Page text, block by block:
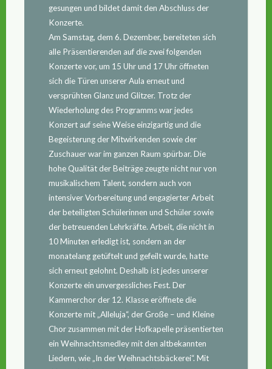
gesungen und bildet damit den Abschluss der
Konzerte.
Am Samstag, dem 6. Dezember, bereiteten sich
alle Präsentierenden auf die zwei folgenden
Konzerte vor, um 15 Uhr und 17 Uhr öffneten
sich die Türen unserer Aula erneut und
versprühten Glanz und Glitzer. Trotz der
Wiederholung des Programms war jedes
Konzert auf seine Weise einzigartig und die
Begeisterung der Mitwirkenden sowie der
Zuschauer war im ganzen Raum spürbar. Die
hohe Qualität der Beiträge zeugte nicht nur von
musikalischem Talent, sondern auch von
intensiver Vorbereitung und engagierter Arbeit
der beteiligten Schülerinnen und Schüler sowie
der betreuenden Lehrkräfte. Arbeit, die nicht in
10 Minuten erledigt ist, sondern an der
monatelang getüftelt und gefeilt wurde, hatte
sich erneut gelohnt. Deshalb ist jedes unserer
Konzerte ein unvergessliches Fest. Der
Kammerchor der 12. Klasse eröffnete die
Konzerte mit „Alleluja“, der Große – und Kleine
Chor zusammen mit der Hofkapelle präsentierten
ein Weihnachtsmedley mit den altbekannten
Liedern, wie „In der Weihnachtsbäckerei“. Mit